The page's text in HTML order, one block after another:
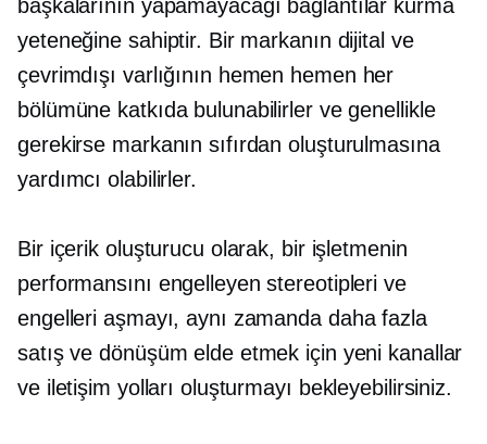
başkalarının yapamayacağı bağlantılar kurma
yeteneğine sahiptir. Bir markanın dijital ve
çevrimdışı varlığının hemen hemen her
bölümüne katkıda bulunabilirler ve genellikle
gerekirse markanın sıfırdan oluşturulmasına
yardımcı olabilirler.
Bir içerik oluşturucu olarak, bir işletmenin
performansını engelleyen stereotipleri ve
engelleri aşmayı, aynı zamanda daha fazla
satış ve dönüşüm elde etmek için yeni kanallar
ve iletişim yolları oluşturmayı bekleyebilirsiniz.